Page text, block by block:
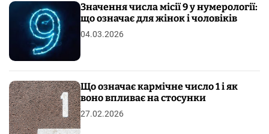
Значення числа місії 9 у нумерології:
що означає для жінок і чоловіків
04.03.2026
Що означає кармічне число 1 і як
воно впливає на стосунки
27.02.2026